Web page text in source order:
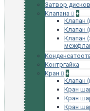
Затвор
Клапана
+
Клапан
Клапан
Клапан
Контргайка
Кран
+
Клапан
Кран
Кран
Кран